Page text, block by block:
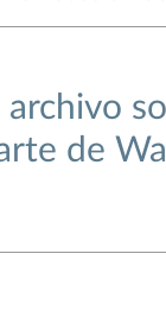
archivo
de